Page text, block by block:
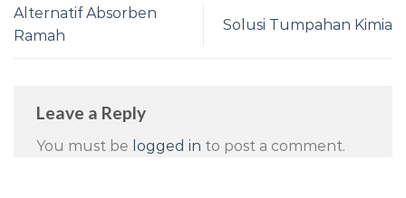
Alternatif Absorben
Ramah
Solusi Tumpahan Kimia
Leave a Reply
You must be logged in to post a comment.